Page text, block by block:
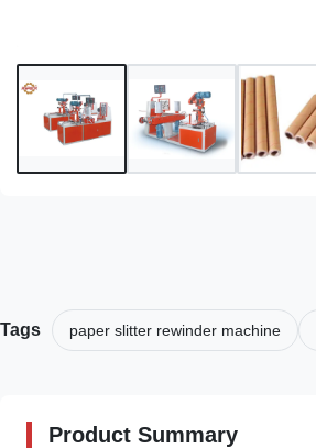
Tags paper slitter rewinder machine
Product Summary